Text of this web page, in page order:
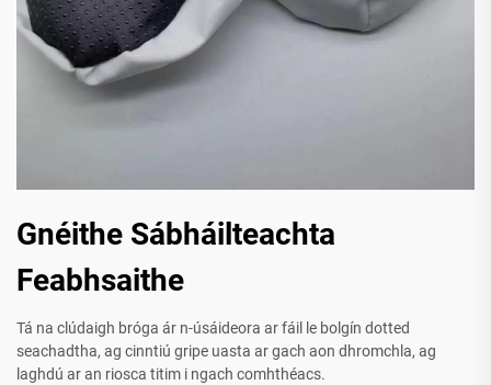
Gnéithe Sábháilteachta
Feabhsaithe
Tá na clúdaigh bróga ár n-úsáideora ar fáil le bolgín dotted
seachadtha, ag cinntiú gripe uasta ar gach aon dhromchla, ag
laghdú ar an riosca titim i ngach comhthéacs.